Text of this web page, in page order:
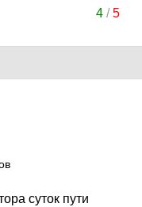
4/5
суток пути